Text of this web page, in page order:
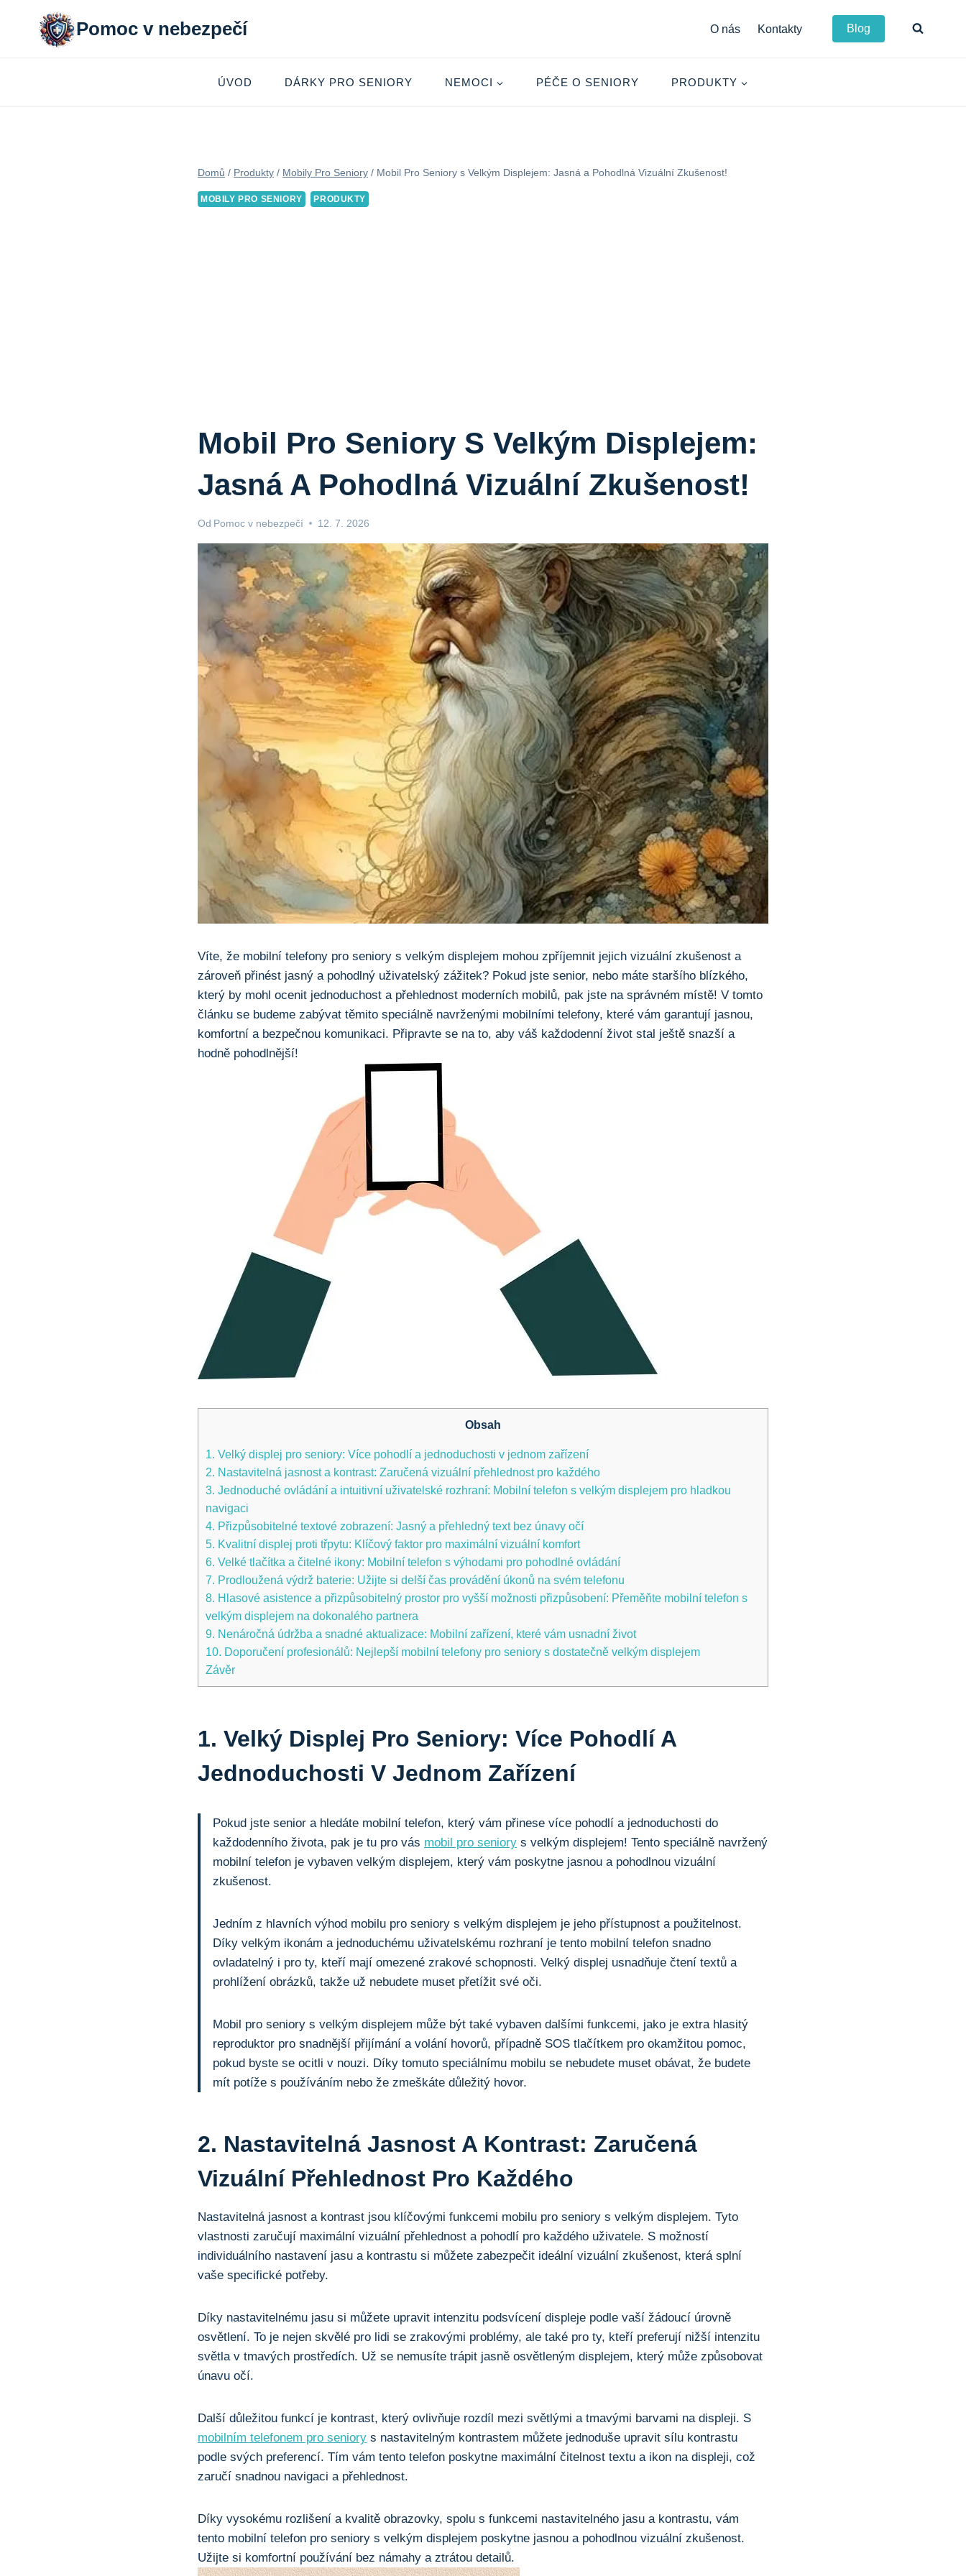
Pomoc v nebezpečí O nás Kontakty Blog
ÚVOD DÁRKY PRO SENIORY NEMOCI PÉČE O SENIORY PRODUKTY
Domů / Produkty / Mobily Pro Seniory / Mobil Pro Seniory s Velkým Displejem: Jasná a Pohodlná Vizuální Zkušenost!
MOBILY PRO SENIORY PRODUKTY
Mobil Pro Seniory S Velkým Displejem:
Jasná A Pohodlná Vizuální Zkušenost!
Od Pomoc v nebezpečí 12. 7. 2026
Víte, že mobilní telefony pro‌ seniory s velkým displejem⁣ mohou zpříjemnit jejich vizuální zkušenost a
zároveň přinést jasný a pohodlný uživatelský ‍zážitek? Pokud jste senior,⁣ nebo máte staršího blízkého,
který by mohl ocenit jednoduchost a přehlednost moderních mobilů,​ pak jste na správném místě! V ⁣tomto
⁤článku se budeme zabývat těmito speciálně ​navrženými mobilními telefony, které vám garantují jasnou,
komfortní a bezpečnou komunikaci. Připravte se⁤ na ‍to, ⁢aby váš každodenní život stal ještě snazší a
hodně pohodlnější!
Obsah
1.⁤ Velký displej pro seniory: Více pohodlí a jednoduchosti v jednom zařízení
2. Nastavitelná jasnost a kontrast: ⁤Zaručená vizuální přehlednost pro každého
3. Jednoduché ovládání a intuitivní uživatelské‌ rozhraní: Mobilní telefon s velkým displejem pro hladkou
navigaci
4. Přizpůsobitelné textové zobrazení: Jasný a přehledný text bez únavy očí
5. ‍Kvalitní⁤ displej proti třpytu: Klíčový faktor pro maximální vizuální komfort
6. Velké tlačítka a čitelné ikony: Mobilní telefon s výhodami pro pohodlné⁣ ovládání
7. Prodloužená výdrž baterie: Užijte si delší čas provádění úkonů na svém telefonu
8. Hlasové asistence a přizpůsobitelný prostor pro vyšší možnosti přizpůsobení: Přeměňte mobilní telefon s
velkým displejem⁣ na dokonalého partnera
9. Nenáročná údržba a snadné aktualizace: Mobilní zařízení, které vám usnadní⁣ život
10. Doporučení profesionálů: Nejlepší mobilní telefony pro seniory s dostatečně velkým displejem
Závěr
1.⁤ Velký Displej Pro Seniory: Více Pohodlí A
Jednoduchosti V Jednom Zařízení
Pokud jste senior ⁤a hledáte mobilní telefon, který vám přinese⁣ více pohodlí a jednoduchosti do
každodenního života, pak je tu pro vás mobil pro seniory s ⁣velkým displejem! Tento speciálně navržený
mobilní telefon je vybaven velkým displejem, který vám poskytne jasnou a pohodlnou vizuální
zkušenost.
Jedním z hlavních⁣ výhod mobilu pro seniory s velkým ​displejem je jeho přístupnost a použitelnost.
Díky velkým ⁣ikonám a jednoduchému uživatelskému rozhraní je tento mobilní telefon snadno
ovladatelný i pro ty, kteří mají omezené zrakové schopnosti. Velký displej usnadňuje čtení textů a
prohlížení obrázků, takže už nebudete muset přetížit své oči.
Mobil pro seniory s velkým displejem může být také vybaven dalšími funkcemi, jako ⁢je extra ‌hlasitý
reproduktor pro snadnější přijímání a volání hovorů, případně SOS⁢ tlačítkem pro okamžitou pomoc,
pokud byste se ocitli v nouzi. Díky tomuto speciálnímu mobilu se ‌nebudete muset obávat, že ⁤budete
mít ⁢potíže s používáním nebo že zmeškáte​ důležitý hovor.
2. Nastavitelná Jasnost A Kontrast: ⁤Zaručená
Vizuální Přehlednost Pro Každého
Nastavitelná jasnost a kontrast jsou klíčovými funkcemi mobilu pro seniory s velkým displejem. Tyto
vlastnosti zaručují maximální vizuální přehlednost a pohodlí pro každého uživatele. S možností⁤
individuálního nastavení jasu a kontrastu si můžete⁣ zabezpečit ideální vizuální zkušenost, která splní
vaše ​specifické potřeby.
Díky nastavitelnému jasu si můžete upravit ‌intenzitu ⁢podsvícení displeje podle ​vaší žádoucí úrovně
osvětlení. To je nejen skvělé pro⁢ lidi se zrakovými problémy, ale​ také pro ty, kteří preferují nižší intenzitu
světla ⁤v tmavých⁢ prostředích. Už se nemusíte trápit jasně osvětleným displejem, který může způsobovat
únavu očí.
Další důležitou funkcí je kontrast, který ovlivňuje rozdíl mezi světlými a tmavými barvami na displeji. S
mobilním telefonem pro seniory s nastavitelným kontrastem můžete jednoduše upravit sílu kontrastu
podle svých preferencí. Tím vám tento telefon poskytne maximální čitelnost textu a ikon ⁢na displeji, což
zaručí snadnou navigaci a přehlednost.
Díky vysokému rozlišení a kvalitě obrazovky,‍ spolu s funkcemi nastavitelného jasu​ a kontrastu, vám
tento mobilní telefon pro seniory s velkým displejem poskytne jasnou a pohodlnou vizuální zkušenost.
Užijte si komfortní ​používání bez námahy a ztrátou detailů.